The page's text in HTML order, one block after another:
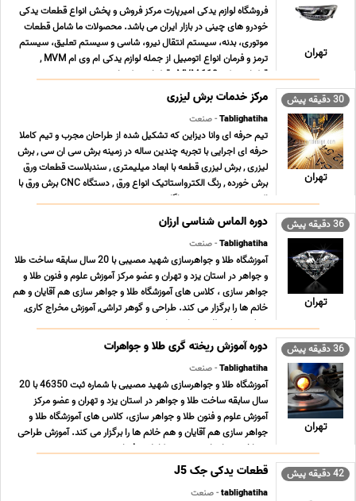
تهران
فروشگاه لوازم یدکی امیرپارت مرکز فروش و پخش انواع قطعات یدکی
خودرو های چینی در بازار ایران می باشد. محصولات ما شامل قطعات
موتوری، بدنه، سیستم انتقال نیرو، شاسی و سیستم تعلیق، سیستم
ترمز و فرمان انواع اتومبیل از جمله لوازم یدکی ام وی ام MVM ,
قطعات یدکی MVM 110 , قطعات یدکی ام وی ... ...
30 دقیقه پیش
تهران
مرکز خدمات برش لیزری
Tablighatiha- صنعت
تیم حرفه ای وانا دیزاین که تشکیل شده از طراحان مجرب و تیم کاملا
حرفه ای اجرایی با تجربه چندین ساله در زمینه برش سی ان سی , برش
لیزری , برش لیزری قطعه با ابعاد میلیمتری , سندبلاست قطعات ورق
برش خورده , رنگ الکترواستاتیک انواع ورق , دستگاه CNC برش ورق با
اکسیژن ، هیدروژن و هواگاز , ... ...
36 دقیقه پیش
تهران
دوره الماس شناسی ارزان
Tablighatiha- صنعت
آموزشگاه طلا و جواهرسازی شهید مصیبی با 20 سال سابقه ساخت طلا
و جواهر در استان یزد و تهران و عضو مرکز آموزش علوم و فنون طلا و
جواهر سازى ، کلاس هاى آموزشگاه طلا و جواهر سازى هم آقایان و هم
خانم ها را برگزار می کند. طراحى و گوهر تراشی, آموزش مخراج کاری,
مدرک دیپلم طلا و جواهر سازی ... ...
36 دقیقه پیش
تهران
دوره آموزش ریخته گری طلا و جواهرات
Tablighatiha- صنعت
آموزشگاه طلا و جواهرسازی شهید مصیبی با شماره ثبت 46350 با 20
سال سابقه ساخت طلا و جواهر در استان یزد و تهران و عضو مرکز
آموزش علوم و فنون طلا و جواهر سازى، کلاس هاى آموزشگاه طلا و
جواهر سازى هم آقایان و هم خانم ها را برگزار می کند. آموزش طراحى
و ساخت جواهرات به صورت کاملا حرفه اى ... ...
42 دقیقه پیش قطعات یدکی جک J5
tablighatiha- صنعت